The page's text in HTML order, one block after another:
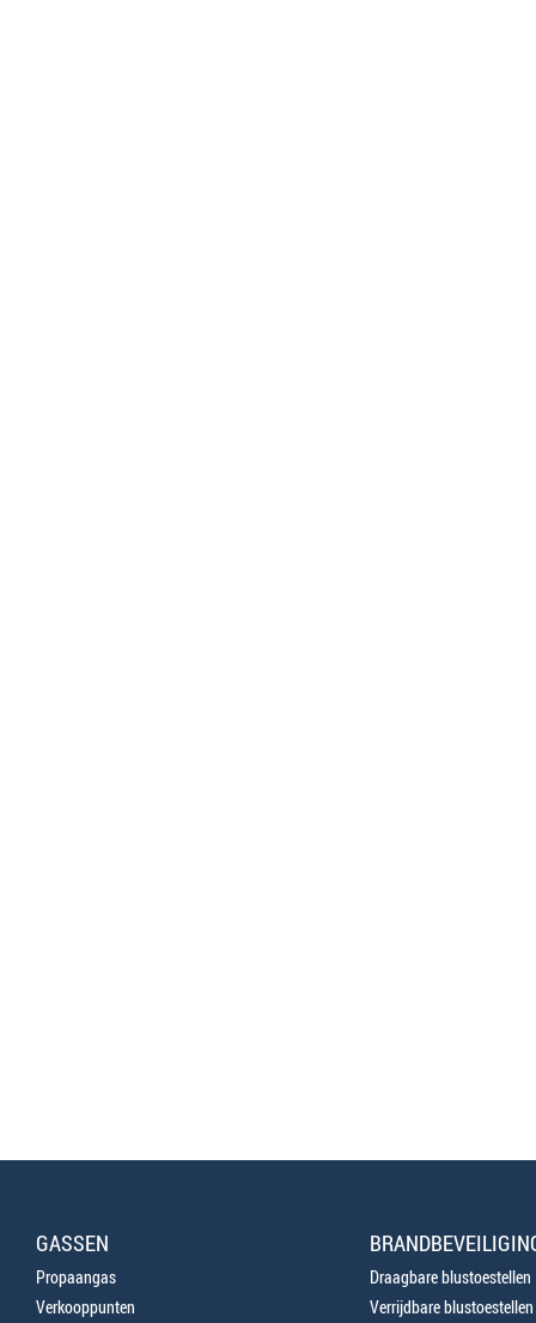
GASSEN
Propaangas
Verkooppunten
Draagbare blustoestellen
Verrijdbare blustoestellen